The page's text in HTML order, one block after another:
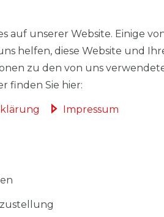
SF-
PERFECT DP,
Design DDR 1949-
blau
€ *
SF-
Design DDR 1970-
auf unserer Website. Einige
helfen, diese Website und
zu den von uns
finden Sie hier:
Impressum